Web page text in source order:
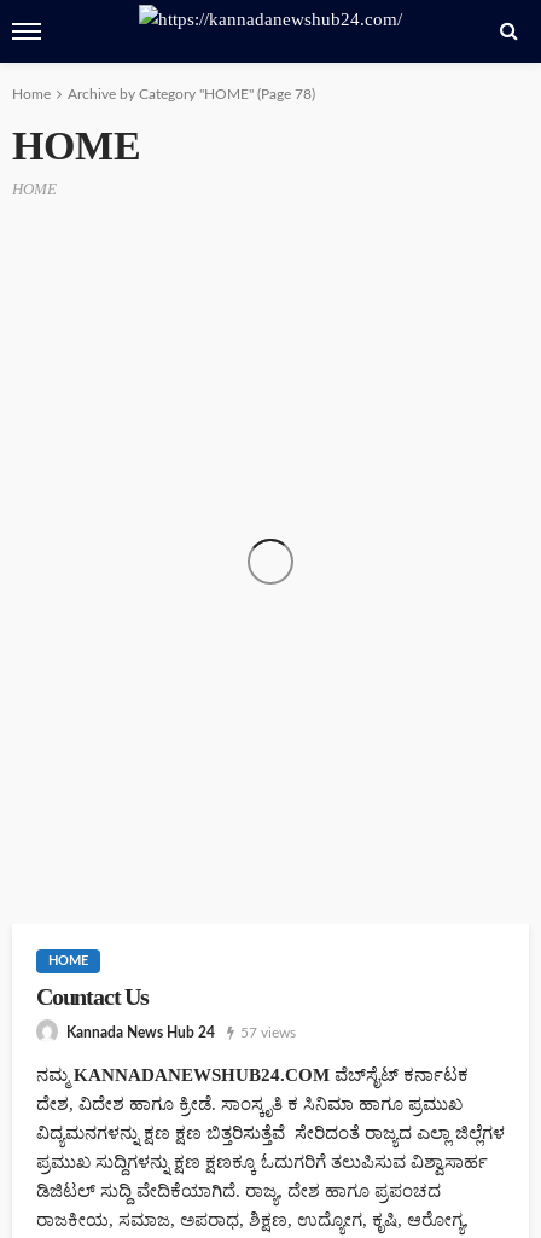
Home Archive by Category "HOME" (Page 78)
HOME
HOME
30-04-2026 ರ ರಾಶಿ ದಿನಭವಿಷ್ಯ
29 -04-2026 ಬುಧವಾರದ ರಾಶಿ ದಿನಭವಿಷ್ಯ
HOME
Countact Us
Kannada News Hub 24 57 views
ನಮ್ಮKANNADANEWSHUB24.COM ವೆಬ್‌ಸೈಟ್ ಕರ್ನಾಟಕ
ದೇಶ, ವಿದೇಶ ಹಾಗೂ ಕ್ರೀಡೆ. ಸಾಂಸ್ಕೃತಿ ಕ ಸಿನಿಮಾ ಹಾಗೂ ಪ್ರಮುಖ
ವಿದ್ಯಮನಗಳನ್ನು ಕ್ಷಣ ಕ್ಷಣ ಬಿತ್ತರಿಸುತ್ತೆವೆ ಸೇರಿದಂತೆ ರಾಜ್ಯದ ಎಲ್ಲಾ ಜಿಲ್ಲೆಗಳ
ಪ್ರಮುಖ ಸುದ್ದಿಗಳನ್ನು ಕ್ಷಣ ಕ್ಷಣಕ್ಕೂ ಓದುಗರಿಗೆ ತಲುಪಿಸುವ ವಿಶ್ವಾಸಾರ್ಹ
ಡಿಜಿಟಲ್ ಸುದ್ದಿ ವೇದಿಕೆಯಾಗಿದೆ. ರಾಜ್ಯ, ದೇಶ ಹಾಗೂ ಪ್ರಪಂಚದ
ರಾಜಕೀಯ, ಸಮಾಜ, ಅಪರಾಧ, ಶಿಕ್ಷಣ, ಉದ್ಯೋಗ, ಕೃಷಿ, ಆರೋಗ್ಯ,